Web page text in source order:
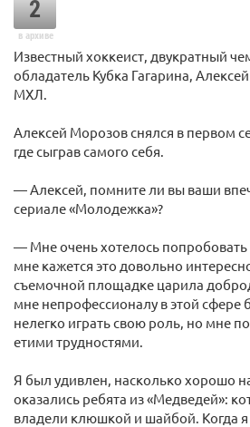
2
в архиве
Известный хоккеист, двукратный
обладатель Кубка Гагарина,
МХЛ.
Алексей Морозов снялся в первом
где сыграв самого себя.
— Алексей, помните ли вы ваши
сериале «Молодежка»?
— Мне очень хотелось попробовать
мне кажется это довольно
съемочной площадке царила
мне непрофессионалу в этой сфере
нелегко играть свою роль, но мне
етими трудностями.
Я был удивлен, насколько хорошо
оказались ребята из «Медведей»:
владели клюшкой и шайбой. Когда я